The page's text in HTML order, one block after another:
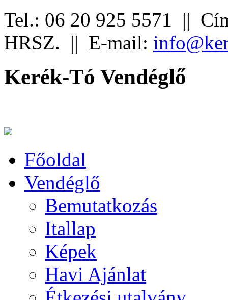
Tel.: 06 20 925 5571 ||
HRSZ. || E-mail:
Kerék-Tó Vendéglő
Főoldal
Vendéglő
Bemutatkozás
Itallap
Képek
Havi Ajánlat